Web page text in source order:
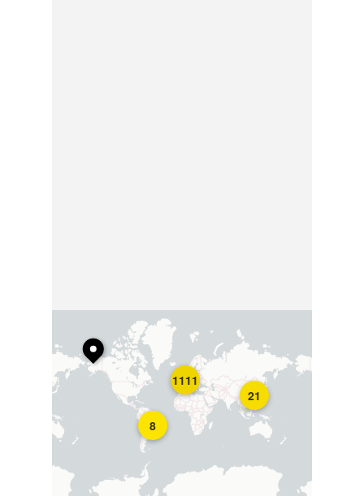
8
21
1111